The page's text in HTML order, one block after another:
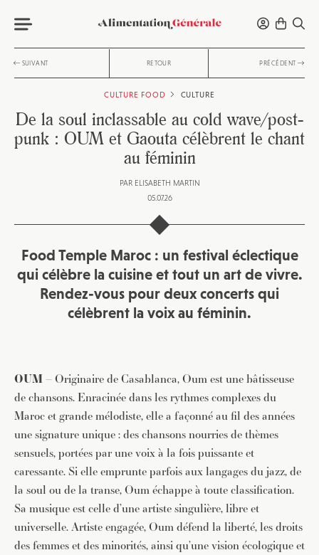
SUIVANT RETOUR PRÉCÉDENT
CULTURE FOOD CULTURE
De la soul inclassable au cold wave/post-
punk : OUM et Gaouta célèbrent le chant
au féminin
PAR ELISABETH MARTIN
05.07.26
Food Temple Maroc : un festival éclectique
qui célèbre la cuisine et tout un art de vivre.
Rendez-vous pour deux concerts qui
célèbrent la voix au féminin.
OUM–Originaire de Casablanca, Oum est une bâtisseuse
de chansons. Enracinée dans les rythmes complexes du
Maroc et grande mélodiste, elle a façonné au fil des années
une signature unique : des chansons nourries de thèmes
sensuels, portées par une voix à la fois puissante et
caressante. Si elle emprunte parfois aux langages du jazz, de
la soul ou de la transe, Oum échappe à toute classification.
Sa musique est celle d’une artiste singulière, libre et
universelle. Artiste engagée, Oum défend la liberté, les droits
des femmes et des minorités, ainsi qu’une vision écologique et